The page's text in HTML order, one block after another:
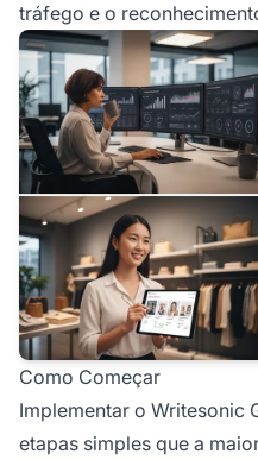
tráfego e o
Como Começar
Implementar o Writesonic
etapas simples que a